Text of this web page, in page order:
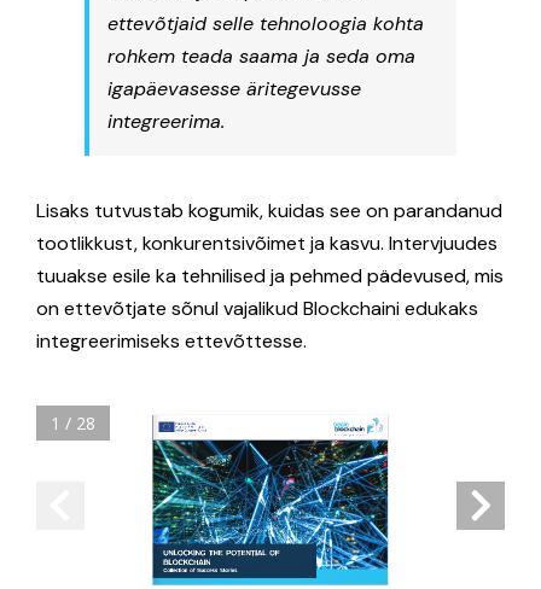
ettevõtjaid selle tehnoloogia kohta
rohkem teada saama ja seda oma
igapäevasesse äritegevusse
integreerima.
Lisaks tutvustab kogumik, kuidas see on parandanud
tootlikkust, konkurentsivõimet ja kasvu. Intervjuudes
tuuakse esile ka tehnilised ja pehmed pädevused, mis
on ettevõtjate sõnul vajalikud Blockchaini edukaks
integreerimiseks ettevõttesse.
1 / 28